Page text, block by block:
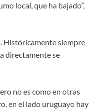
local, que ha bajado”,
Históricamente siempre
directamente se
no es como en otras
en el lado uruguayo hay